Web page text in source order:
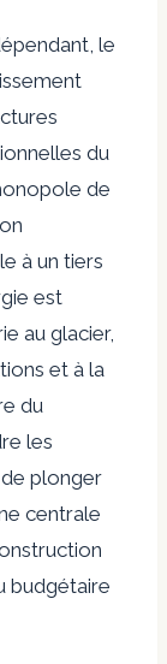
le
du
de
à un tiers
est
au glacier,
et à la
du
les
plonger
centrale
budgétaire